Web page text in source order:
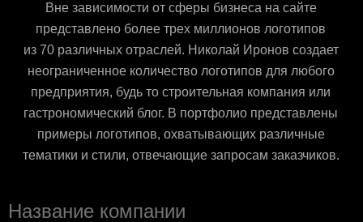
Вне зависимости от сферы бизнеса на сайте
представлено более трех миллионов логотипов
из 70 различных отраслей. Николай Иронов создает
неограниченное количество логотипов для любого
предприятия, будь то строительная компания или
гастрономический блог. В портфолио представлены
примеры логотипов, охватывающих различные
тематики и стили, отвечающие запросам заказчиков.